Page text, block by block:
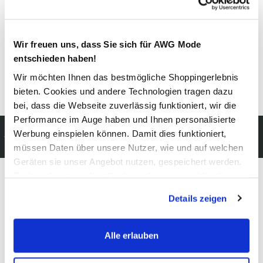
Wir freuen uns, dass Sie sich für AWG Mode
entschieden haben!
Wir möchten Ihnen das bestmögliche Shoppingerlebnis
bieten. Cookies und andere Technologien tragen dazu
bei, dass die Webseite zuverlässig funktioniert, wir die
Performance im Auge haben und Ihnen personalisierte
Werbung einspielen können. Damit dies funktioniert,
müssen Daten über unsere Nutzer, wie und auf welchen
Geräten sie unser Angebot nutzen, gespeichert werden.
werden, werden bei der Nutzung der Webseite auf jeden
Fall gesetzt. Cookies von Drittanbietern für Analyse- oder
Trackingzwecke werden nur dann aktiviert, wenn Sie das
erlauben" bzw. "Alle erlauben" klicken. Mehr dazu
Details zeigen
Alle erlauben
Details zur Produktsicherheit anzeigen
Kostenfreie Rücksendung
innerhalb 14 Tage
unser Newsletter
Jetzt anmelden und einen10% Gutscheinfür Ihren nächsten